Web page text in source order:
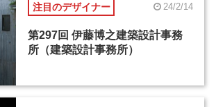
注目のデザイナー 24/2/14
第297回 伊藤博之建築設計事務
所（建築設計事務所）